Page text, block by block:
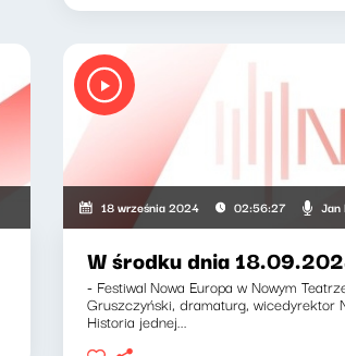
18 września 2024 02:56:27 Jan
W środku dnia
- Festiwal Nowa Europa w Nowym
Gruszczyński, dramaturg, wicedyrektor
Historia jednej...